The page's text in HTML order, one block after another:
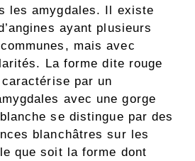
les amygdales. Il existe
ayant plusieurs
mais avec
La forme dite rouge
par un
avec une gorge
se distingue par des
blanchâtres sur les
que soit la forme dont